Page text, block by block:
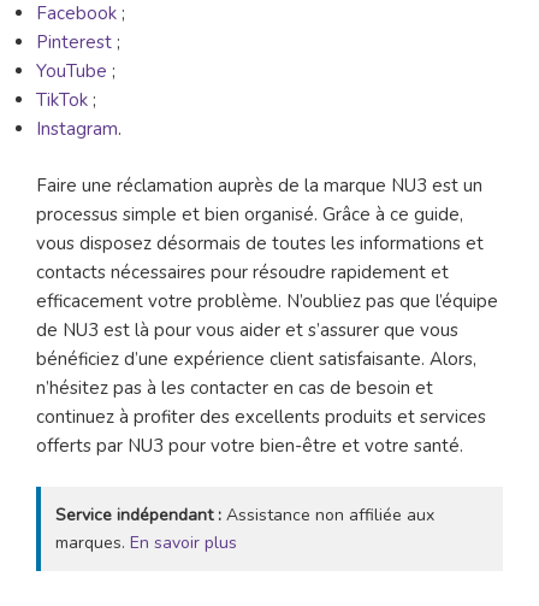
Facebook ;
Pinterest ;
YouTube ;
TikTok ;
Instagram.
Faire une réclamation auprès de la marque NU3 est un
processus simple et bien organisé. Grâce à ce guide,
vous disposez désormais de toutes les informations et
contacts nécessaires pour résoudre rapidement et
efficacement votre problème. N’oubliez pas que l’équipe
de NU3 est là pour vous aider et s’assurer que vous
bénéficiez d’une expérience client satisfaisante. Alors,
n’hésitez pas à les contacter en cas de besoin et
continuez à profiter des excellents produits et services
offerts par NU3 pour votre bien-être et votre santé.
Service indépendant : Assistance non affiliée aux
marques. En savoir plus